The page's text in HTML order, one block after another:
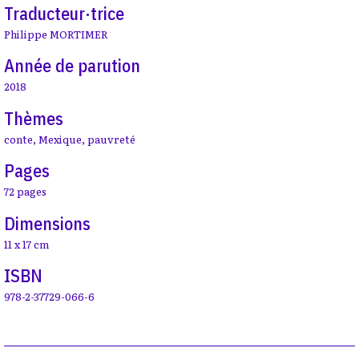
Traducteur·trice
Philippe MORTIMER
Année de parution
2018
Thèmes
conte, Mexique, pauvreté
Pages
72 pages
Dimensions
11 x 17 cm
ISBN
978-2-37729-066-6